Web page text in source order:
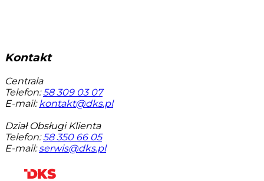
Kontakt
Centrala
Telefon: 58 309 03 07
E-mail: kontakt@dks.pl
Dział Obsługi Klienta
Telefon: 58 350 66 05
E-mail: serwis@dks.pl